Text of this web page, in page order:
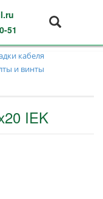
51
кабеля
и винты
IEK